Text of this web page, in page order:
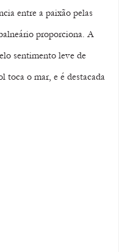
entre a paixão pelas
proporciona. A
sentimento leve de
toca o mar, e é destacada